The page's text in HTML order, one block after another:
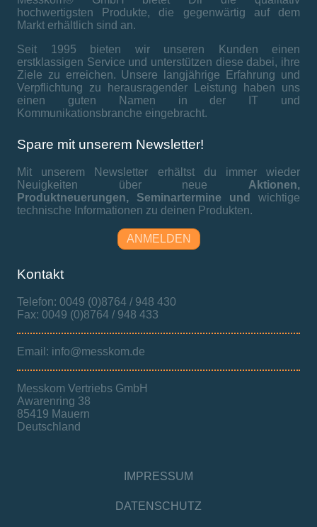
hochwertigsten Produkte, die gegenwärtig auf dem
Markt erhältlich sind an.
Seit 1995 bieten wir unseren Kunden einen
erstklassigen Service und unterstützen diese dabei, ihre
Ziele zu erreichen. Unsere langjährige Erfahrung und
Verpflichtung zu herausragender Leistung haben uns
einen guten Namen in der IT und
Kommunikationsbranche eingebracht.
Spare mit unserem Newsletter!
Mit unserem Newsletter erhältst du immer wieder
Neuigkeiten über neue Aktionen,
Produktneuerungen, Seminartermine und wichtige
technische Informationen zu deinen Produkten.
ANMELDEN
Kontakt
Telefon: 0049 (0)8764 / 948 430
Fax: 0049 (0)8764 / 948 433
Email: info@messkom.de
Messkom Vertriebs GmbH
Awarenring 38
85419 Mauern
Deutschland
IMPRESSUM
DATENSCHUTZ